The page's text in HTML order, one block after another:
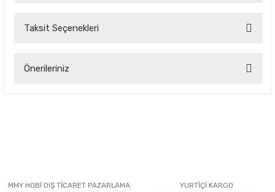
Taksit Seçenekleri
Önerileriniz
Ürün açıklamasında eksik bilgiler bulunuyor.
MMY HOBİ DIŞ TİCARET PAZARLAMA
YURTİÇİ KARGO